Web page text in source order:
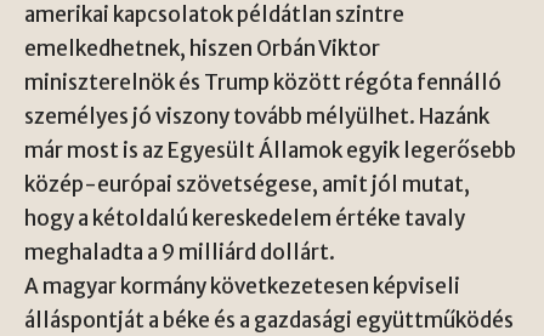
amerikai kapcsolatok példátlan szintre
emelkedhetnek, hiszen Orbán Viktor
miniszterelnök és Trump között régóta fennálló
személyes jó viszony tovább mélyülhet. Hazánk
már most is az Egyesült Államok egyik legerősebb
közép-európai szövetségese, amit jól mutat,
hogy a kétoldalú kereskedelem értéke tavaly
meghaladta a 9 milliárd dollárt.
A magyar kormány következetesen képviseli
álláspontját a béke és a gazdasági együttműködés